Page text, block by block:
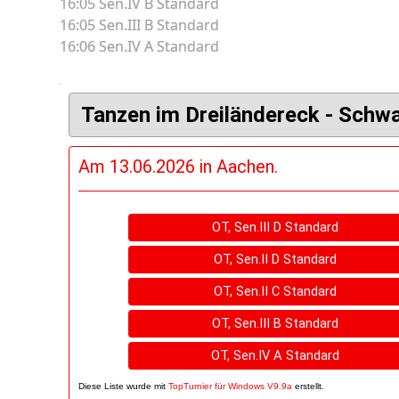
16:05 Sen.III B Standard
16:06 Sen.IV A Standard
Eingebettete
originale
TopTurnier-
Ergebnisanzeige.